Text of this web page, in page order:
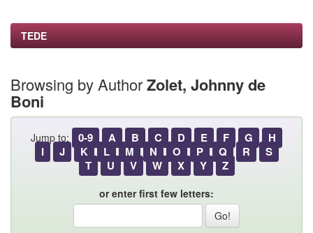
TEDE
Browsing by AuthorZolet, Johnny de
Boni
Jump to: 0-9 A B C D E F G
H
I
J K L M N O P Q R
S
T
U V W X Y Z
or enter first few letters: